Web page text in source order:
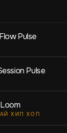
Pulse
Pulse
ХИП ХОП